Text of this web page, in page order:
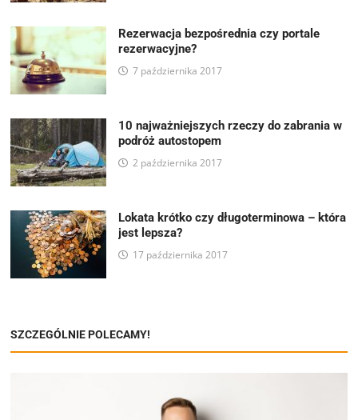
Rezerwacja bezpośrednia czy portale
rezerwacyjne?
7 października 2017
10 najważniejszych rzeczy do zabrania w
podróż autostopem
2 października 2017
Lokata krótko czy długoterminowa – która
jest lepsza?
17 października 2017
SZCZEGÓLNIE POLECAMY!